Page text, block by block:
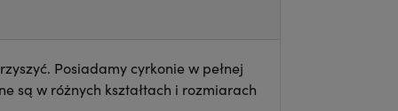
Posiadamy cyrkonie w pełnej
są w różnych kształtach i rozmiarach